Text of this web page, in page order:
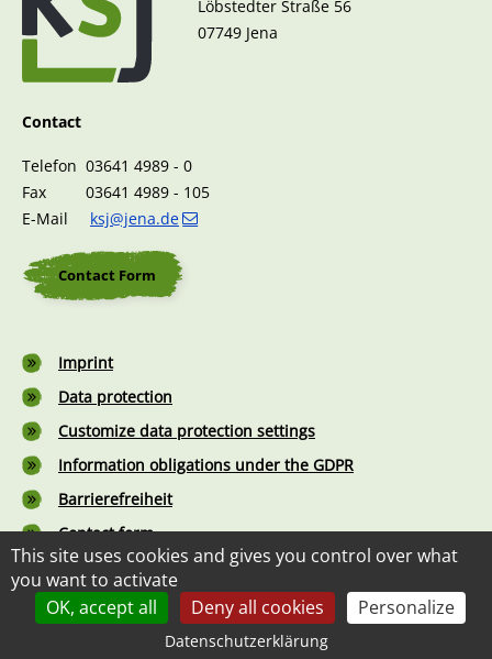
Löbstedter Straße 56
07749 Jena
Contact
Telefon 03641 4989 - 0
Fax 03641 4989 - 105
E-Mail ksj@jena.de
Contact Form
FooterImprint
Data protection
Customize data protection settings
Information obligations under the GDPR
Barrierefreiheit
Contact form
©2026 Kommunalservice Jena
This site uses cookies and gives you control over what
you want to activate
OK, accept all
Deny all cookies Personalize
Datenschutzerklärung